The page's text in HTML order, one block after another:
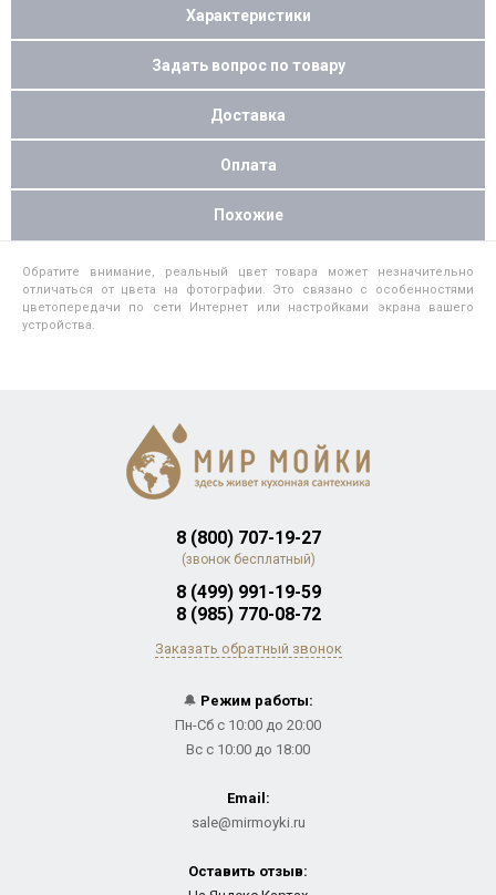
Характеристики
Задать вопрос по товару
Доставка
Оплата
Похожие
Обратите внимание, реальный цвет товара может незначительно
отличаться от цвета на фотографии. Это связано с особенностями
цветопередачи по сети Интернет или настройками экрана вашего
устройства.
8 (800) 707-19-27
(звонок бесплатный)
8 (499) 991-19-59
8 (985) 770-08-72
Заказать обратный звонок
🔔 Режим работы:
Пн-Сб с 10:00 до 20:00
Вс с 10:00 до 18:00
Email:
sale@mirmoyki.ru
Оставить отзыв: